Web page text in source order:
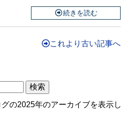
続きを読む
これより古い記事へ
グの2025年のアーカイブを表示し